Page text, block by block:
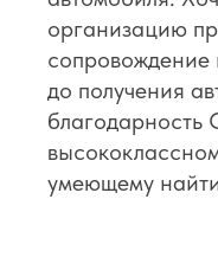
организацию
сопровождение
до получения
благодарность
умеющему